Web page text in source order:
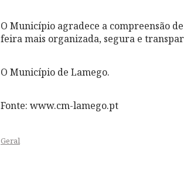
O Município agradece a compreensão
feira mais organizada, segura e
O Município de Lamego.
Fonte: www.cm-lamego.pt
Geral